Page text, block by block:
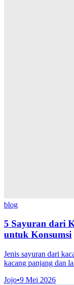
blog
5 Sayuran dari
untuk Konsumsi
Jenis sayuran dari
kacang panjang dan
Jojo•9 Mei 2026